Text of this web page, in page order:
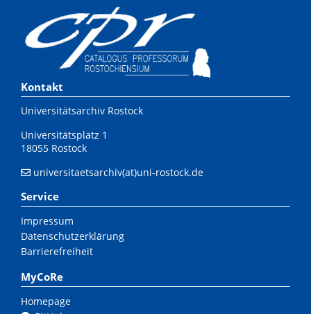
Kontakt
Universitätsarchiv Rostock
Universitätsplatz 1
18055 Rostock
universitaetsarchiv(at)uni-rostock.de
Service
Impressum
Datenschutzerklärung
Barrierefreiheit
MyCoRe
Homepage